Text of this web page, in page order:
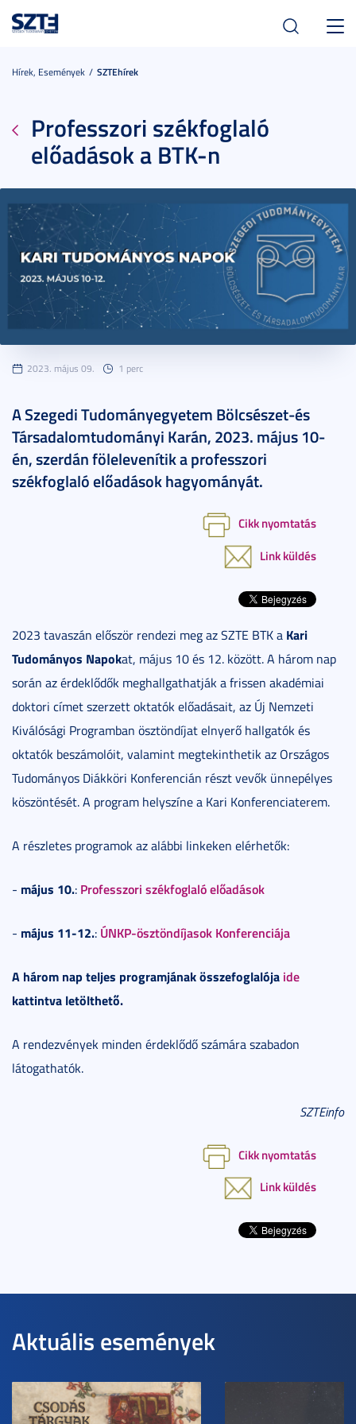
Hírek, Események SZTEhírek
Professzori székfoglaló
előadások a BTK-n
2023. május 09. 1 perc
A Szegedi Tudományegyetem Bölcsészet-és
Társadalomtudományi Karán, 2023. május 10-
én, szerdán fölelevenítik a professzori
székfoglaló előadások hagyományát.
Cikk nyomtatás
Link küldés
2023 tavaszán először rendezi meg az SZTE BTK a Kari
Tudományos Napokat, május 10 és 12. között. A három nap
során az érdeklődők meghallgathatják a frissen akadémiai
doktori címet szerzett oktatók előadásait, az Új Nemzeti
Kiválósági Programban ösztöndíjat elnyerő hallgatók és
oktatók beszámolóit, valamint megtekinthetik az Országos
Tudományos Diákköri Konferencián részt vevők ünnepélyes
köszöntését. A program helyszíne a Kari Konferenciaterem.
A részletes programok az alábbi linkeken elérhetők:
- május 10.: Professzori székfoglaló előadások
- május 11-12.: ÚNKP-ösztöndíjasok Konferenciája
A három nap teljes programjának összefoglalója ide
kattintva letölthető.
A rendezvények minden érdeklődő számára szabadon
látogathatók.
SZTEinfo
Cikk nyomtatás
Link küldés
Aktuális események